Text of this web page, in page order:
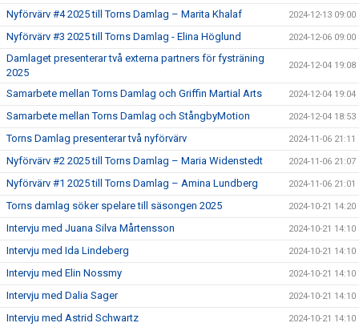
Nyförvärv #4 2025 till Torns Damlag – Marita Khalaf 2024-12-13 09:00
Nyförvärv #3 2025 till Torns Damlag - Elina Höglund 2024-12-06 09:00
Damlaget presenterar två externa partners för fysträning
2025
2024-12-04 19:08
Samarbete mellan Torns Damlag och Griffin Martial Arts 2024-12-04 19:04
Samarbete mellan Torns Damlag och StångbyMotion 2024-12-04 18:53
Torns Damlag presenterar två nyförvärv 2024-11-06 21:11
Nyförvärv #2 2025 till Torns Damlag – Maria Widenstedt 2024-11-06 21:07
Nyförvärv #1 2025 till Torns Damlag – Amina Lundberg 2024-11-06 21:01
Torns damlag söker spelare till säsongen 2025 2024-10-21 14:20
Intervju med Juana Silva Mårtensson 2024-10-21 14:10
Intervju med Ida Lindeberg 2024-10-21 14:10
Intervju med Elin Nossmy 2024-10-21 14:10
Intervju med Dalia Sager 2024-10-21 14:10
Intervju med Astrid Schwartz 2024-10-21 14:10